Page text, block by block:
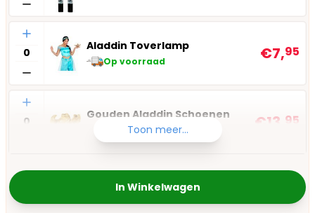
Aantal
Aladdin Toverlamp
Op voorraad €7,95
Aantal
Gouden Aladdin Schoenen
Op voorraad €13, 95
Toon meer...
In Winkelwagen